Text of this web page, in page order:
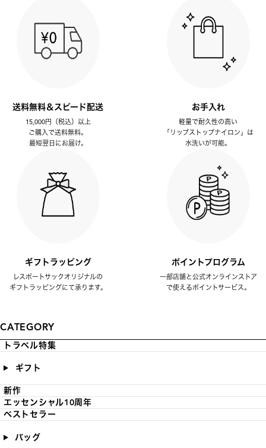
送料無料＆スピード配送
15,000円（税込）以上
ご購入で送料無料。
最短翌日にお届け。
お手入れ
軽量で耐久性の高い
「リップストップナイロン」は
水洗いが可能。
ギフトラッピング
レスポートサックオリジナルの
ギフトラッピングにて承ります。
ポイントプログラム
一部店舗と公式オンラインストア
で使えるポイントサービス。
CATEGORY
トラベル特集
ギフト
新作
エッセンシャル10周年
ベストセラー
バッグ